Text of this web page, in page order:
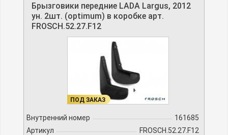
Брызговики передние LADA Largus, 2012
ун. 2шт. (optimum) в коробке арт.
FROSCH.52.27.F12
ПОД ЗАКАЗ
Внутренний номер
161685
Артикул
FROSCH.52.27.F12